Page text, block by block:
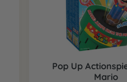
Pop Up
Mario